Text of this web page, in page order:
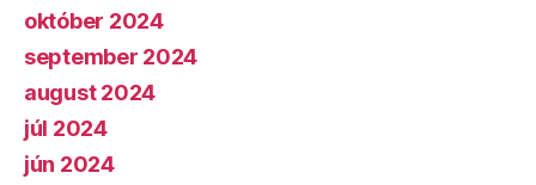
október 2024
september 2024
august 2024
júl 2024
jún 2024